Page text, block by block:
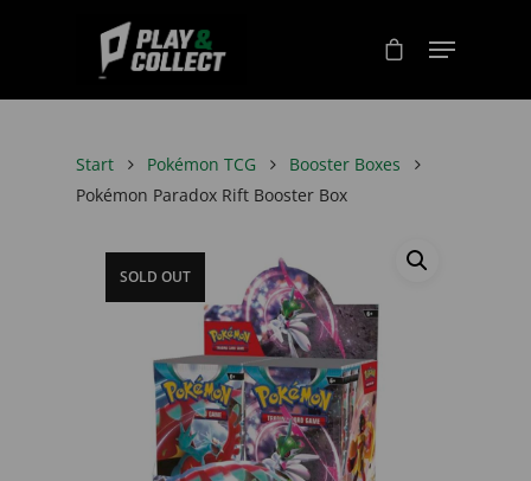
Start Pokémon TCG
Booster Boxes
Pokémon Paradox Rift Booster Box
SOLD OUT